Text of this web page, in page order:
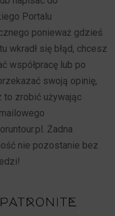
Portalu
ponieważ gdzieś
wkradł się błąd, chcesz
współpracę lub po
swoją opinię,
to zrobić używając
Żadna
nie pozostanie bez